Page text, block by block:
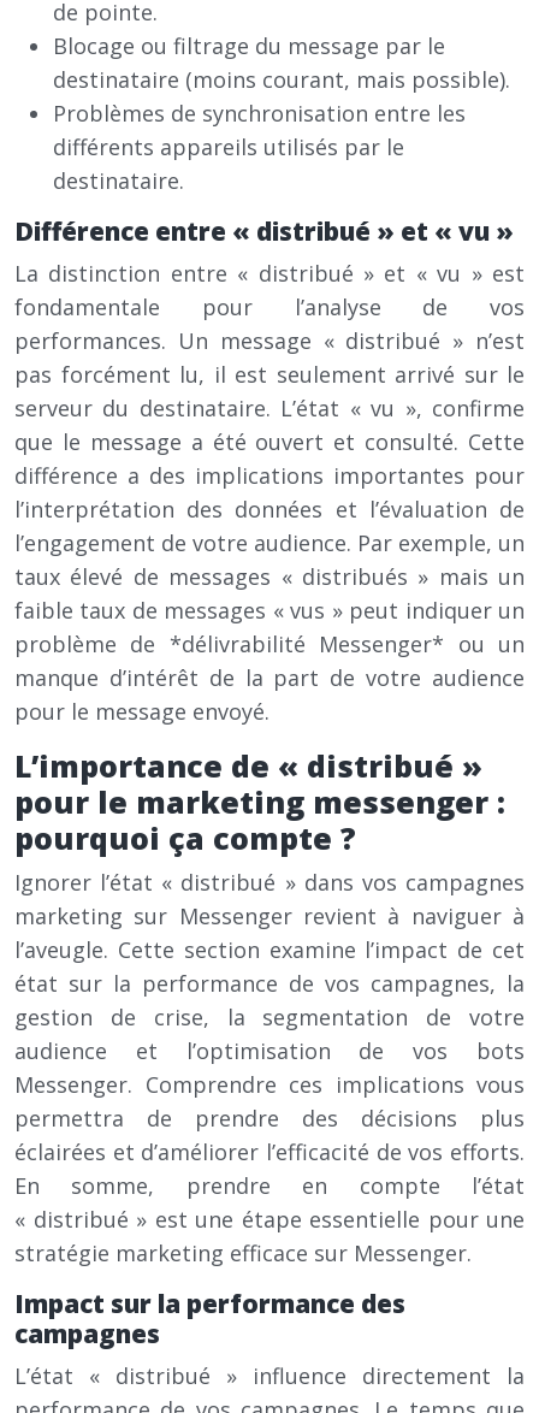
de pointe.
Blocage ou filtrage du message par le
destinataire (moins courant, mais possible).
Problèmes de synchronisation entre les
différents appareils utilisés par le
destinataire.
Différence entre « distribué » et « vu »
La distinction entre « distribué » et « vu » est
fondamentale pour l’analyse de vos
performances. Un message « distribué » n’est
pas forcément lu, il est seulement arrivé sur le
serveur du destinataire. L’état « vu », confirme
que le message a été ouvert et consulté. Cette
différence a des implications importantes pour
l’interprétation des données et l’évaluation de
l’engagement de votre audience. Par exemple, un
taux élevé de messages « distribués » mais un
faible taux de messages « vus » peut indiquer un
problème de *délivrabilité Messenger* ou un
manque d’intérêt de la part de votre audience
pour le message envoyé.
L’importance de « distribué »
pour le marketing messenger :
pourquoi ça compte ?
Ignorer l’état « distribué » dans vos campagnes
marketing sur Messenger revient à naviguer à
l’aveugle. Cette section examine l’impact de cet
état sur la performance de vos campagnes, la
gestion de crise, la segmentation de votre
audience et l’optimisation de vos bots
Messenger. Comprendre ces implications vous
permettra de prendre des décisions plus
éclairées et d’améliorer l’efficacité de vos efforts.
En somme, prendre en compte l’état
« distribué » est une étape essentielle pour une
stratégie marketing efficace sur Messenger.
Impact sur la performance des
campagnes
L’état « distribué » influence directement la